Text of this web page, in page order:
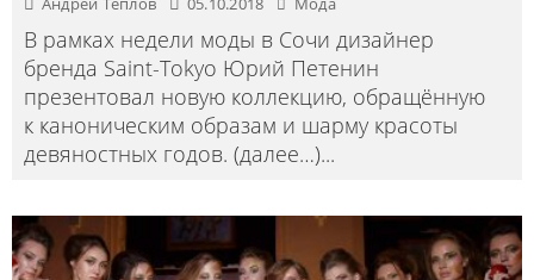
В рамках недели моды в Сочи дизайнер
бренда Saint-Tokyo Юрий Петенин
презентовал новую коллекцию, обращённую
к каноническим образам и шарму красоты
девяностных годов. (далее…)...